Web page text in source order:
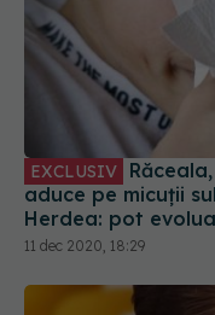
EXCLUSIV
aduce pe micuții
Herdea: pot
11 dec 2020, 18:29